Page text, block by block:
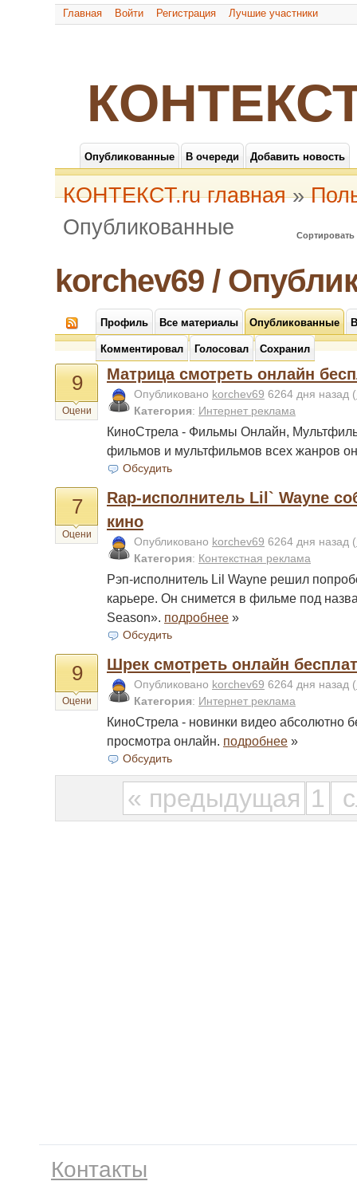
Главная Войти Регистрация Лучшие участники
Опубликованные В очереди Добавить новость
КОНТЕКСТ.ru главная»
Опубликованные
korchev69 /
Профиль Все материалы Опубликованные
Комментировал Голосовал Сохранил
9
Оцени
Матрица смотреть онлайн
Опубликовано korchev69 6264 дня назад (
Категория: Интернет реклама
КиноСтрела - Фильмы Онлайн,
фильмов и мультфильмов всех жанров
Обсудить
7
Оцени
Rap-исполнитель Lil` Wayne
кино
Опубликовано korchev69 6264 дня назад (
Категория: Контекстная реклама
Рэп-исполнитель Lil Wayne решил
карьере. Он снимется в фильме под
Season». подробнее »
Обсудить
9
Оцени
Шрек смотреть онлайн
Опубликовано korchev69 6264 дня назад (
Категория: Интернет реклама
КиноСтрела - новинки видео абсолютно
просмотра онлайн. подробнее »
Обсудить
« предыдущая 1
Контакты